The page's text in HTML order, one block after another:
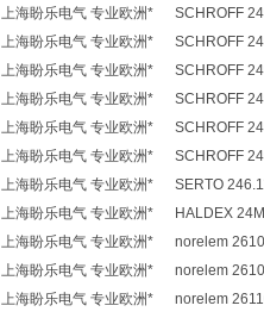
上海盼乐电气 专业欧洲* SCHROFF
上海盼乐电气 专业欧洲* SCHROFF
上海盼乐电气 专业欧洲* SCHROFF
上海盼乐电气 专业欧洲* SCHROFF
上海盼乐电气 专业欧洲* SCHROFF
上海盼乐电气 专业欧洲* SCHROFF
上海盼乐电气 专业欧洲* SERTO
上海盼乐电气 专业欧洲* HALDEX
上海盼乐电气 专业欧洲* norelem
上海盼乐电气 专业欧洲* norelem
上海盼乐电气 专业欧洲* norelem